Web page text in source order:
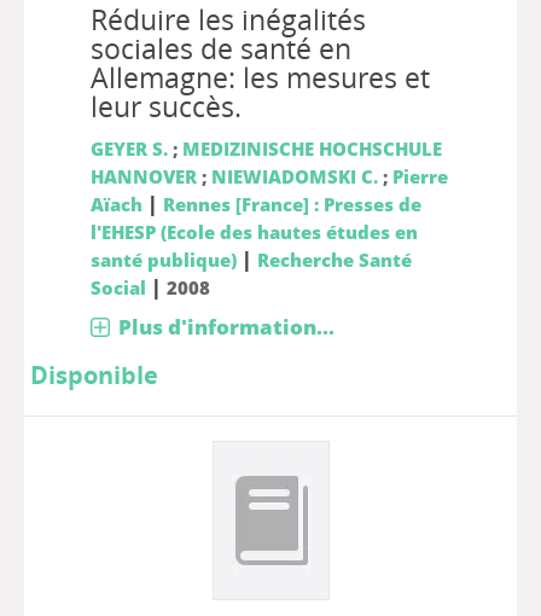
Réduire les inégalités
sociales de santé en
Allemagne: les mesures et
leur succès.
GEYER S.; MEDIZINISCHE HOCHSCHULE
HANNOVER; NIEWIADOMSKI C.; Pierre
Aïach | Rennes [France] : Presses de
l'EHESP (Ecole des hautes études en
santé publique)| Recherche Santé
Social | 2008
Plus d'information...
Disponible